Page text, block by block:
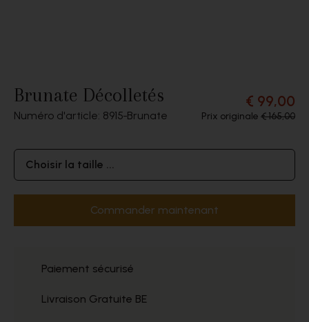
Brunate Décolletés
Numéro d'article: 8915 Brunate
€ 99,00
Prix originale € 165,00
Choisir la taille ...
Commander maintenant
Paiement sécurisé
Livraison Gratuite BE